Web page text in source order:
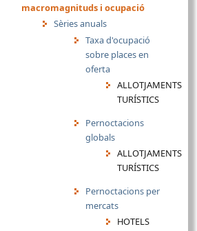
macromagnituds i ocupació
Sèries anuals
Taxa d'ocupació
sobre places en
oferta
ALLOTJAMENTS
TURÍSTICS
Pernoctacions
globals
ALLOTJAMENTS
TURÍSTICS
Pernoctacions per
mercats
HOTELS